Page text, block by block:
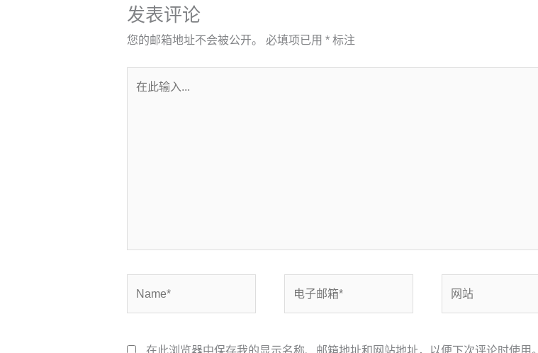
发表评论
您的邮箱地址不会被公开。 必填项已用 *标注
箱
在此浏览器中保存我的显示名称、邮箱地址和网站地址，以便下次评论时使用。